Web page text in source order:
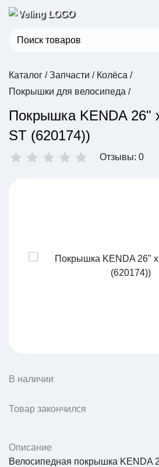
Каталог / Запчасти / Колёса /
Покрышки для велосипеда /
Покрышка KENDA 26"
ST (620174))
Отзывы: 0
В наличии
Товар закончился
Описание
Велосипедная покрышка KENDA